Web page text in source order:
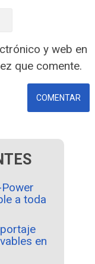
y web en
que comente.
a toda
en